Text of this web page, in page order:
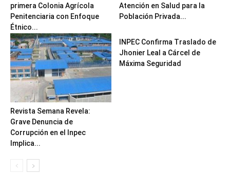
primera Colonia Agrícola
Penitenciaria con Enfoque
Étnico...
Atención en Salud para la
Población Privada...
Revista Semana Revela:
Grave Denuncia de
Corrupción en el Inpec
Implica...
INPEC Confirma Traslado de
Jhonier Leal a Cárcel de
Máxima Seguridad